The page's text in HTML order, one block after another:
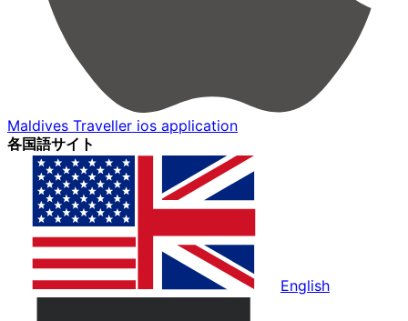
Maldives Traveller ios application
各国語サイト
English